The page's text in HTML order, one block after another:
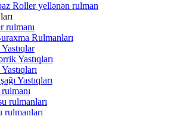
Roller yellənən rulman
rulmanı
Rulmanları
Yastıqları
Yastıqları
rulmanları